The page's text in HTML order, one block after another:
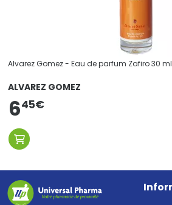
Alvarez Gomez - Eau de parfum Zafiro 30 ml
ALVAREZ GOMEZ
645€